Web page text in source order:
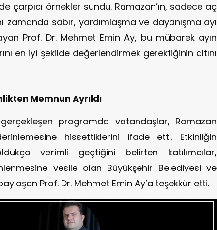
çarpıcı örnekler sundu. Ramazan’ın, sadece aç
zamanda sabır, yardımlaşma ve dayanışma ayı
Prof. Dr. Mehmet Emin Ay, bu mübarek ayın
en iyi şekilde değerlendirmek gerektiğinin altını
Memnun Ayrıldı
gerçekleşen programda vatandaşlar, Ramazan
hissettiklerini ifade etti. Etkinliğin
verimli geçtiğini belirten katılımcılar,
vesile olan Büyükşehir Belediyesi ve
Prof. Dr. Mehmet Emin Ay’a teşekkür etti.